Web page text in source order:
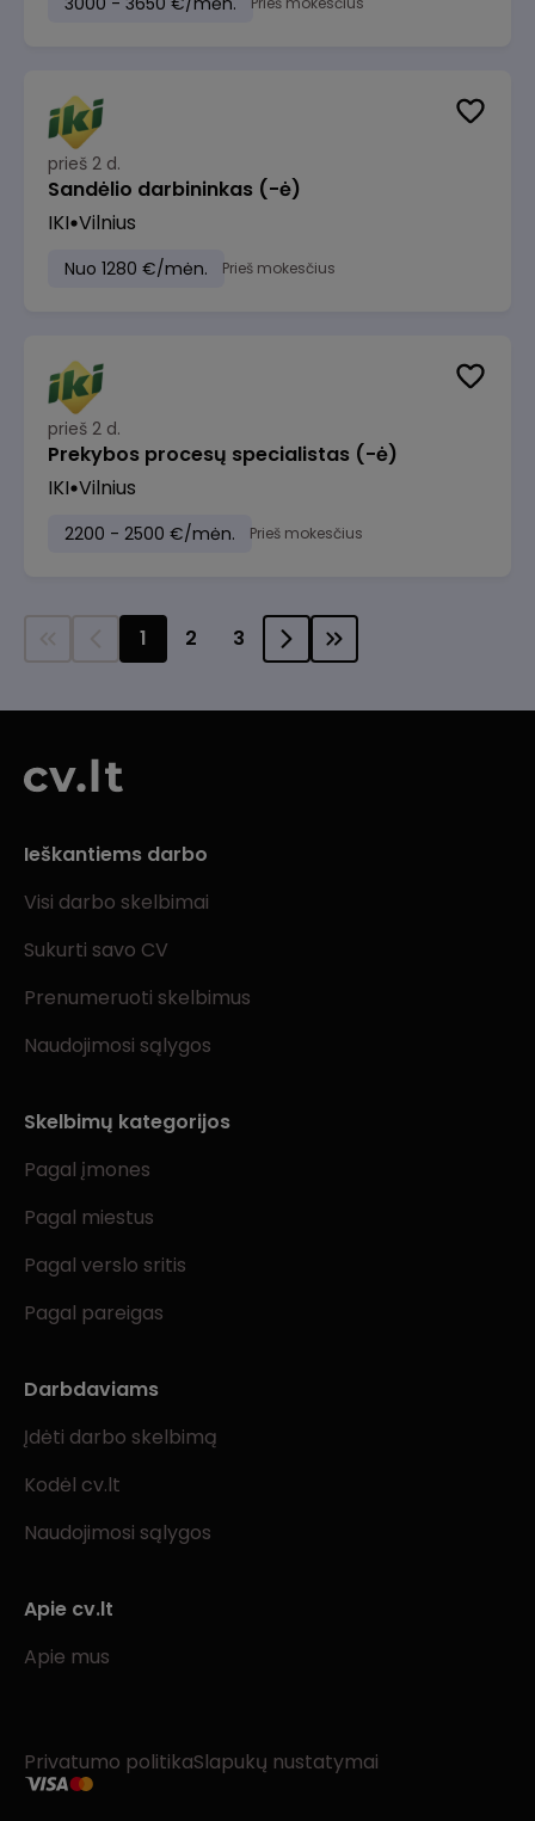
prieš 2 d.
Sandėlio darbininkas (-ė)
IKI Vilnius
Nuo 1280 €/mėn. Prieš mokesčius
prieš 2 d.
Prekybos procesų specialistas (-ė)
IKI Vilnius
2200 - 2500 €/mėn. Prieš mokesčius
1 2 3
Ieškantiems darbo
Visi darbo skelbimai
Sukurti savo CV
Prenumeruoti skelbimus
Naudojimosi sąlygos
Skelbimų kategorijos
Pagal įmones
Pagal miestus
Pagal verslo sritis
Pagal pareigas
Darbdaviams
Įdėti darbo skelbimą
Kodėl cv.lt
Naudojimosi sąlygos
Apie cv.lt
Apie mus
Privatumo politikaSlapukų nustatymai